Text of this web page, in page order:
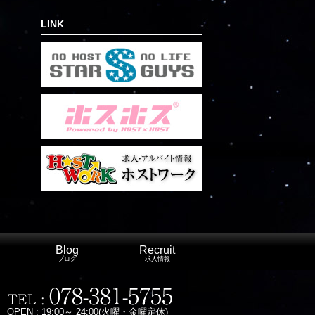
LINK
Blog
ブログ
Recruit
求人情報
OPEN : 19:00～ 24:00(火曜・金曜定休)